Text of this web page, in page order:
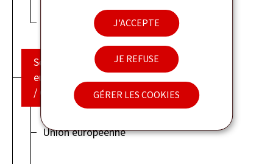
J'ACCEPTE
JE REFUSE
GÉRER LES COOKIES
Communication
Service Union
européenne et OCDE
/ CAD
Union européenne